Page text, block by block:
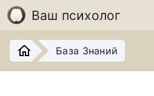
Ваш психолог
База Знаний